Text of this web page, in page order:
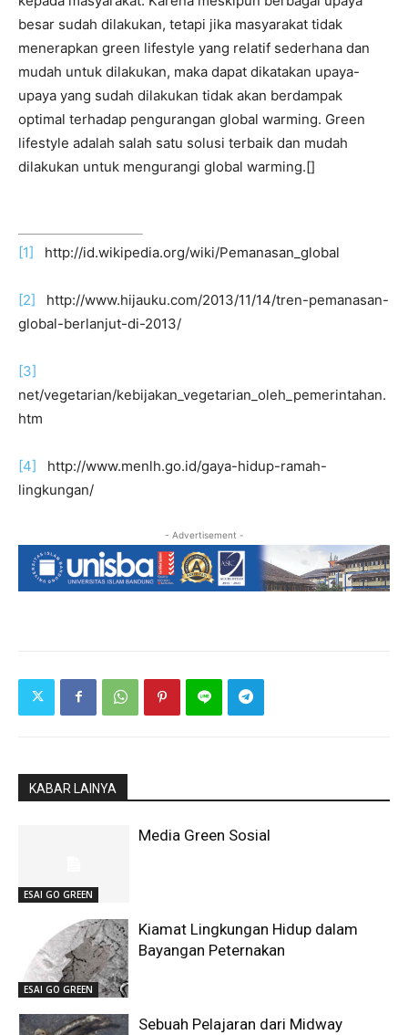
besar sudah dilakukan, tetapi jika masyarakat tidak
menerapkan green lifestyle yang relatif sederhana dan
mudah untuk dilakukan, maka dapat dikatakan upaya-
upaya yang sudah dilakukan tidak akan berdampak
optimal terhadap pengurangan global warming. Green
lifestyle adalah salah satu solusi terbaik dan mudah
dilakukan untuk mengurangi global warming.[]
[1] http://id.wikipedia.org/wiki/Pemanasan_global
[2]
http://www.hijauku.com/2013/11/14/tren-pemanasan-
global-berlanjut-di-2013/
[3]
net/vegetarian/kebijakan_vegetarian_oleh_pemerintahan.
htm
[4]
http://www.menlh.go.id/gaya-hidup-ramah-
lingkungan/
- Advertisement -
KABAR LAINYA
ESAI GO GREEN
Media Green Sosial
ESAI GO GREEN
Kiamat Lingkungan Hidup dalam
Bayangan Peternakan
Sebuah Pelajaran dari Midway